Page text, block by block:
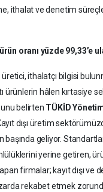
ithalat ve denetim
oranı yüzde 99,33’e
üretici, ithalatçı bilgisi
ürünlerin hâlen kırtasiye
belirten TÜKİD
dışı üretim
başında geliyor.
yerine getiren,
firmalar; kayıt dışı ve
rekabet etmek